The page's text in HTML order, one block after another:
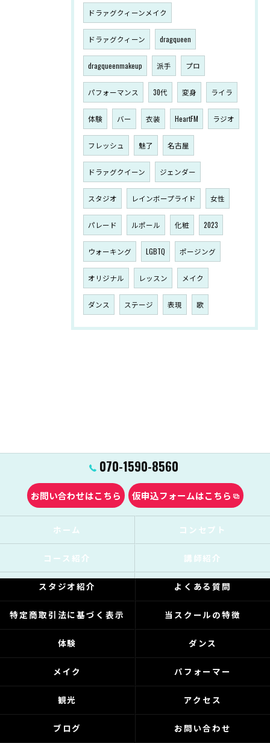
ドラァグクィーンメイク
ドラァグクィーン dragqueen
dragqueenmakeup 派手 プロ
パフォーマンス 30代 変身 ライラ
体験 バー 衣装 HeartFM ラジオ
フレッシュ 魅了 名古屋
ドラァグクイーン ジェンダー
スタジオ レインボープライド 女性
パレード ルポール 化粧 2023
ウォーキング LGBTQ ポージング
オリジナル レッスン メイク
ダンス ステージ 表現 歌
070-1590-8560
お問い合わせはこちら 仮申込フォームはこちら
ホーム コンセプト
コース紹介 講師紹介
スタジオ紹介 よくある質問
特定商取引法に基づく表示 当スクールの特徴
体験 ダンス
メイク パフォーマー
観光 アクセス
ブログ お問い合わせ